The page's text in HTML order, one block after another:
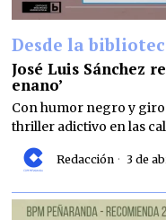
Desde la
José Luis Sánchez
enano’
Con humor negro y
thriller adictivo en las
Redacción 3 de